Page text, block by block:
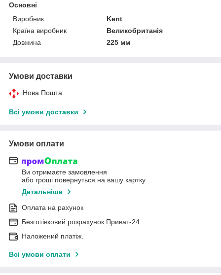
Основні
Виробник
Kent
Країна виробник
Великобританія
Довжина
225 мм
Умови доставки
Нова Пошта
Всі умови доставки
Умови оплати
Ви отримаєте замовлення
або гроші повернуться на вашу картку
Детальніше
Оплата на рахунок
Безготівковий розрахунок Приват-24
Наложений платіж.
Всі умови оплати